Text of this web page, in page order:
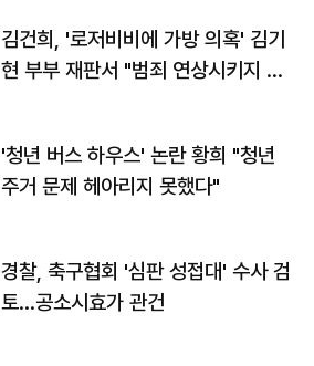
김건희, '로저비비에 가방 의혹' 김기
현 부부 재판서 "범죄 연상시키지 말
'청년 버스 하우스' 논란 황희 "청년
주거 문제 헤아리지 못했다"
경찰, 축구협회 '심판 성접대' 수사 검
토…공소시효가 관건